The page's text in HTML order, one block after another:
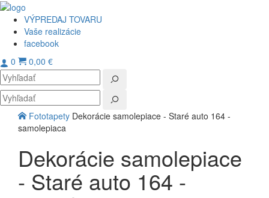
VÝPREDAJ TOVARU
Vaše realizácie
facebook
0 0,00 €
Fototapety Dekorácie samolepiace - Staré auto 164 -
samolepiaca
Dekorácie samolepiace
- Staré auto 164 -